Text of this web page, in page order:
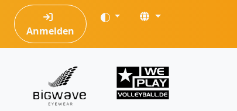
Anmelden